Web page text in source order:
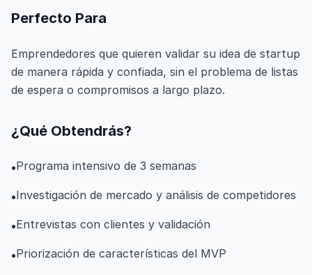
Perfecto Para
Emprendedores que quieren validar su idea de startup
de manera rápida y confiada, sin el problema de listas
de espera o compromisos a largo plazo.
¿Qué Obtendrás?
•Programa intensivo de 3 semanas
•Investigación de mercado y análisis de competidores
•Entrevistas con clientes y validación
•Priorización de características del MVP